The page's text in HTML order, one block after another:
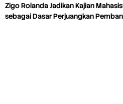
Zigo Rolanda Jadikan Kajian
sebagai Dasar Perjuangkan